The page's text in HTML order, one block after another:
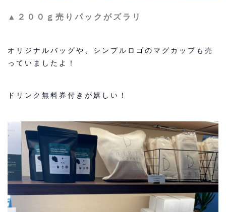
▲２００ｇ売りパックがズラリ
オリジナルバッグや、シンプルロゴのマグカップも売
っていましたよ！
ドリンク無料券付きが嬉しい！